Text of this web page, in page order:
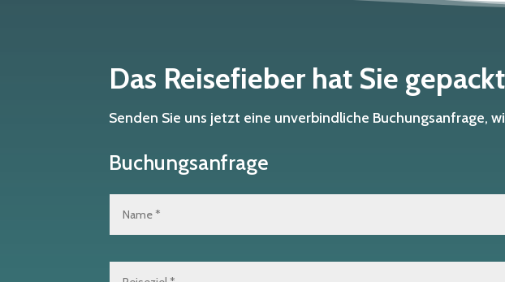
Das Reisefieber hat Sie
Senden Sie uns jetzt eine unverbindliche Buchungsanfrage,
Buchungsanfrage